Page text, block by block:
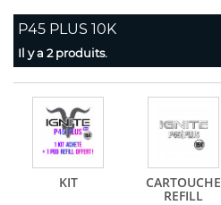
P45 PLUS 10K
Il y a 2 produits.
KIT CARTOUCHE
REFILL